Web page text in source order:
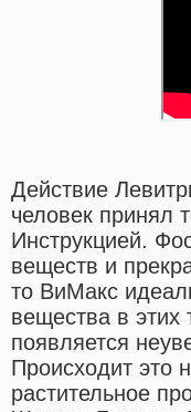
Действие
человек принял
Инструкцией.
веществ и
то ВиМакс
вещества в этих
появляется
Происходит это
растительное